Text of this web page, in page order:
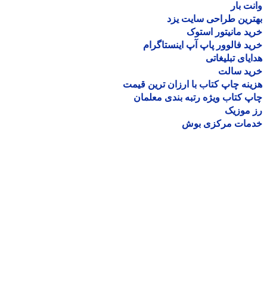
بار
طراحی سایت یزد
مانیتور استوک
فالوور پاپ آپ اینستاگرام
تبلیغاتی
سالت
چاپ کتاب با ارزان ترین قیمت
کتاب ویژه رتبه بندی معلمان
موزیک
مرکزی بوش